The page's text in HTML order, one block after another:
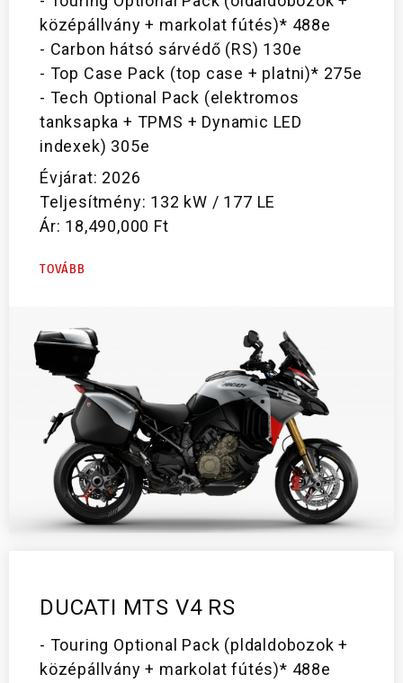
középállvány + markolat fútés)* 488e
- Carbon hátsó sárvédő (RS) 130e
- Top Case Pack (top case + platni)* 275e
- Tech Optional Pack (elektromos
tanksapka + TPMS + Dynamic LED
indexek) 305e
Évjárat: 2026
Teljesítmény: 132 kW / 177 LE
Ár: 18,490,000 Ft
TOVÁBB
DUCATI MTS V4 RS
- Touring Optional Pack (pldaldobozok +
középállvány + markolat fútés)* 488e